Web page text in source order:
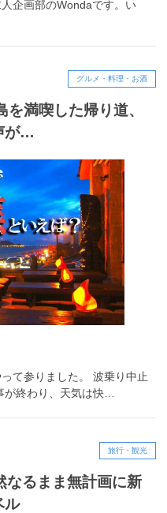
企画部のWondaです。い
グルメ・料理・お酒
を満喫した帰り道、
が…
て参りました。 波乗り中止
終わり、天気は快…
旅行・観光
なるまま無計画に新
ル